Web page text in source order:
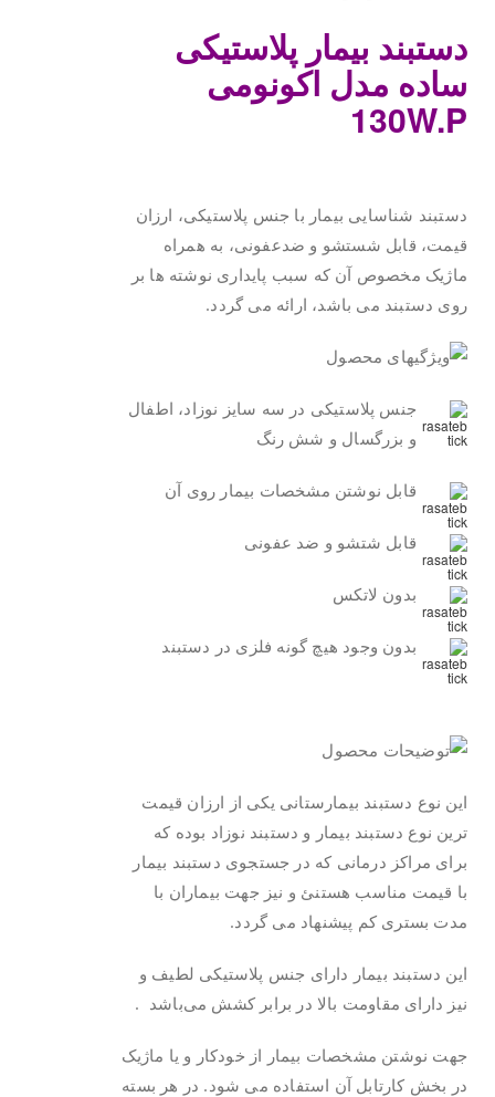
دستبند بیمار پلاستیکی
ساده مدل اکونومی
130W.P
دستبند شناسایی بیمار با جنس پلاستیکی، ارزان
قیمت، قابل شستشو و ضدعفونی، به همراه
ماژیک مخصوص آن که سبب پایداری نوشته ها بر
روی دستبند می باشد، ارائه می گردد.
جنس پلاستیکی در سه سایز نوزاد، اطفال
و بزرگسال و شش رنگ
قابل نوشتن مشخصات بیمار روی آن
قابل شتشو و ضد عفونی
بدون لاتکس
بدون وجود هیچ گونه فلزی در دستبند
این نوع دستبند بیمارستانی یکی از ارزان قیمت
ترین نوع دستبند بیمار و دستبند نوزاد بوده که
برای مراکز درمانی که در جستجوی دستبند بیمار
با قیمت مناسب هستنئ و نیز جهت بیماران با
مدت بستری کم پیشنهاد می گردد.
این دستبند بیمار دارای جنس پلاستیکی لطیف و
نیز دارای مقاومت بالا در برابر کشش می‌باشد .
جهت نوشتن مشخصات بیمار از خودکار و یا ماژیک
در بخش کارتابل آن استفاده می شود. در هر بسته